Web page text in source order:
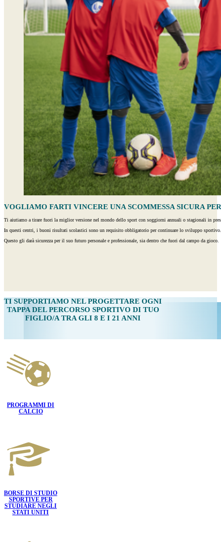
VOGLIAMO FARTI VINCERE UNA SCOMMESSA SICURA
Ti aiutiamo a tirare fuori la miglior versione nel mondo dello sport con soggiorni annuali o stagionali in
In questi centri, i buoni risultati scolastici sono un requisito obbligatorio per continuare lo sviluppo sportivo.
Questo gli darà sicurezza per il suo futuro personale e professionale, sia dentro che fuori dal campo da gioco.
TI SUPPORTIAMO NEL PROGETTARE OGNI
TAPPA DEL PERCORSO SPORTIVO DI TUO
FIGLIO/A TRA GLI 8 E I 21 ANNI
PROGRAMMI DI
CALCIO
BORSE DI STUDIO
SPORTIVE PER
STUDIARE NEGLI
STATI UNITI